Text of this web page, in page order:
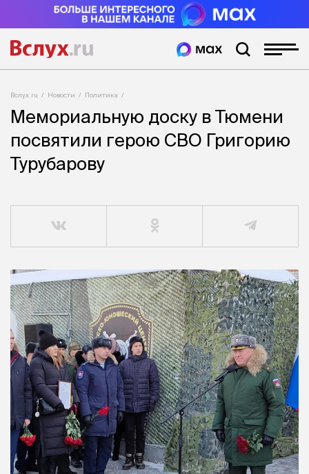
Вслух.ru Новости Политика
Мемориальную доску в Тюмени
посвятили герою СВО Григорию
Турубарову